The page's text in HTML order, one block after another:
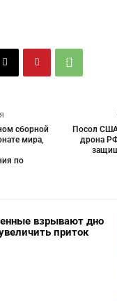
сборной
мира,
по
Посол США
дрона
взрывают дно
приток